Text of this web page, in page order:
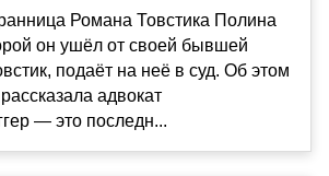
Романа Товстика Полина
он ушёл от своей бывшей
подаёт на неё в суд. Об этом
адвокат
— это последн...